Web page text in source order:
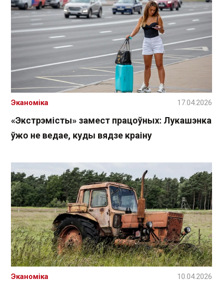
«Экстрэмісты» замест працоўных: Лукашэнка
ўжо не ведае, куды вядзе краіну
Эканоміка 17.04.2026
Эканоміка 10.04.2026